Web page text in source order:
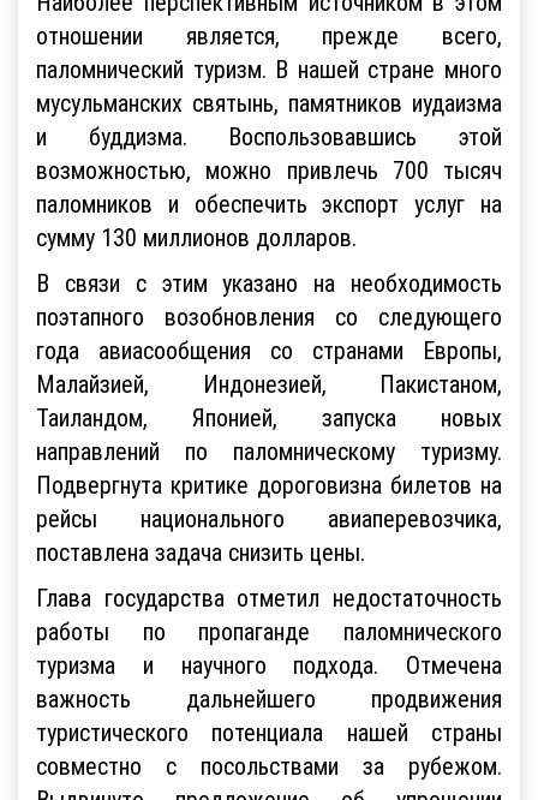
Наиболее перспективным источником в этом
отношении является, прежде всего,
паломнический туризм. В нашей стране много
мусульманских святынь, памятников иудаизма
и буддизма. Воспользовавшись этой
возможностью, можно привлечь 700 тысяч
паломников и обеспечить экспорт услуг на
сумму 130 миллионов долларов.
В связи с этим указано на необходимость
поэтапного возобновления со следующего
года авиасообщения со странами Европы,
Малайзией, Индонезией, Пакистаном,
Таиландом, Японией, запуска новых
направлений по паломническому туризму.
Подвергнута критике дороговизна билетов на
рейсы национального авиаперевозчика,
поставлена задача снизить цены.
Глава государства отметил недостаточность
работы по пропаганде паломнического
туризма и научного подхода. Отмечена
важность дальнейшего продвижения
туристического потенциала нашей страны
совместно с посольствами за рубежом.